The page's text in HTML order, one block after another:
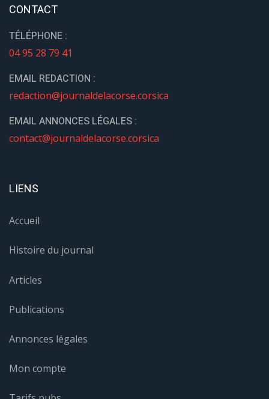
CONTACT
TÉLÉPHONE :
04 95 28 79 41
EMAIL REDACTION :
redaction@journaldelacorse.corsica
EMAIL ANNONCES LÉGALES :
contact@journaldelacorse.corsica
LIENS
Accueil
Histoire du journal
Articles
Publications
Annonces légales
Mon compte